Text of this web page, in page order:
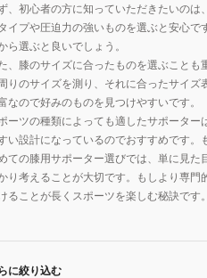
、初心者の方に知っていただきたいの
イプや圧迫力の強いものを選ぶと安心
ら選ぶと良いでしょう。
、膝のサイズに合ったものを選ぶこと
りのサイズを測り、それに合ったサイ
なので好みのものを見つけやすいです。
ーツの種類によっても適したサポータ
い設計になっているのでおすすめです。
ての膝用サポーター選びでは、単に見
り考えることが大切です。もしより専
ることが長くスポーツを楽しむ秘訣です。
に絞り込む